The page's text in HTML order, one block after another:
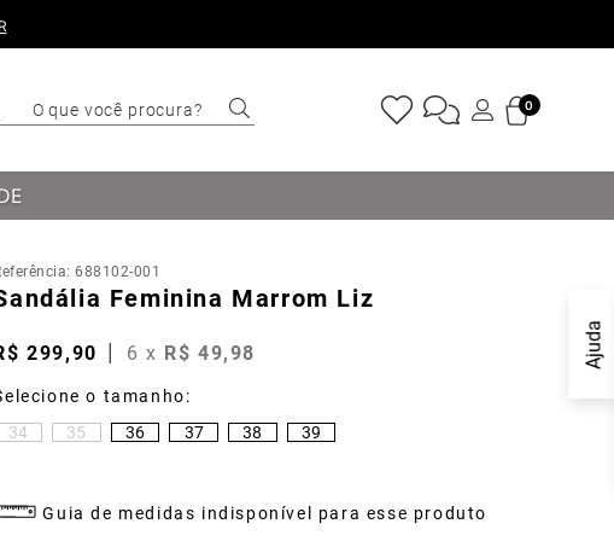
O que você procura?
TERMOS MAIS
Cinto
Bota
Marino
Tênis
0
Ajuda
:688102-001
Feminina Marrom Liz
299,90 6 x R$ 49,98
34 35 36 37 38 39
Guia de medidas indisponível para esse produto